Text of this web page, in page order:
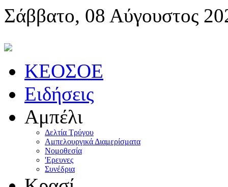
Σάββατο, 08 Αύγουστος
KEOΣOE
Ειδήσεις
Αμπέλι
Δελτία Τρύγου
Αμπελουργικά Διαμερίσματα
Nομοθεσία
'Eρευνες
Συνέδρια